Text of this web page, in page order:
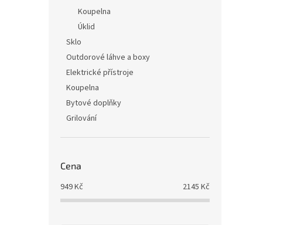
Koupelna
Úklid
Sklo
Outdorové láhve a boxy
Elektrické přístroje
Koupelna
Bytové doplňky
Grilování
Cena
949Kč 2145 Kč